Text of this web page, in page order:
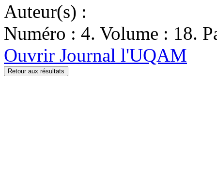
Auteur(s) :
Numéro : 4. Volume : 18.
Ouvrir Journal l'UQAM
Retour aux résultats